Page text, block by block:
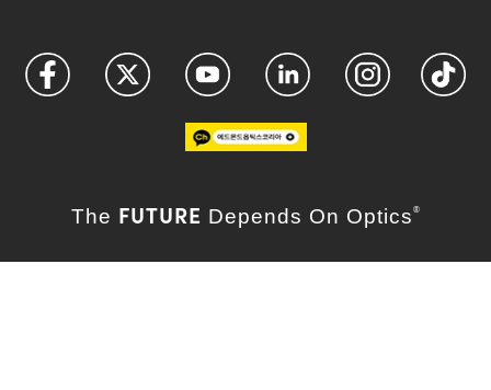
The FUTURE Depends On Optics ®